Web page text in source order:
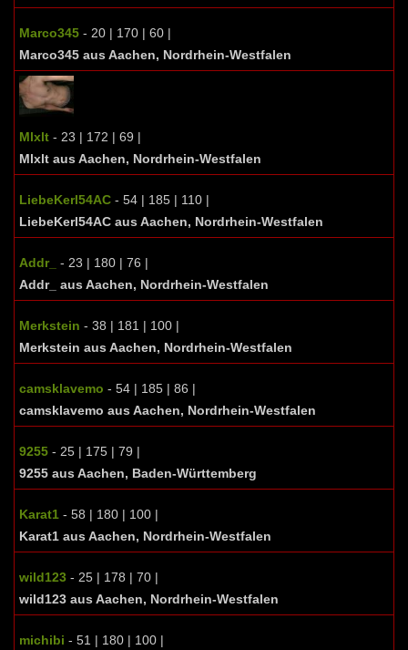
Marco345 - 20 | 170 | 60 |
Marco345 aus Aachen, Nordrhein-Westfalen
Mlxlt - 23 | 172 | 69 |
Mlxlt aus Aachen, Nordrhein-Westfalen
LiebeKerl54AC - 54 | 185 | 110 |
LiebeKerl54AC aus Aachen, Nordrhein-Westfalen
Addr_
- 23 | 180 | 76 |
Addr_ aus Aachen, Nordrhein-Westfalen
Merkstein - 38 | 181 | 100 |
Merkstein aus Aachen, Nordrhein-Westfalen
camsklavemo - 54 | 185 | 86 |
camsklavemo aus Aachen, Nordrhein-Westfalen
9255 - 25 | 175 | 79 |
9255 aus Aachen, Baden-Württemberg
Karat1 - 58 | 180 | 100 |
Karat1 aus Aachen, Nordrhein-Westfalen
wild123 - 25 | 178 | 70 |
wild123 aus Aachen, Nordrhein-Westfalen
michibi - 51 | 180 | 100 |